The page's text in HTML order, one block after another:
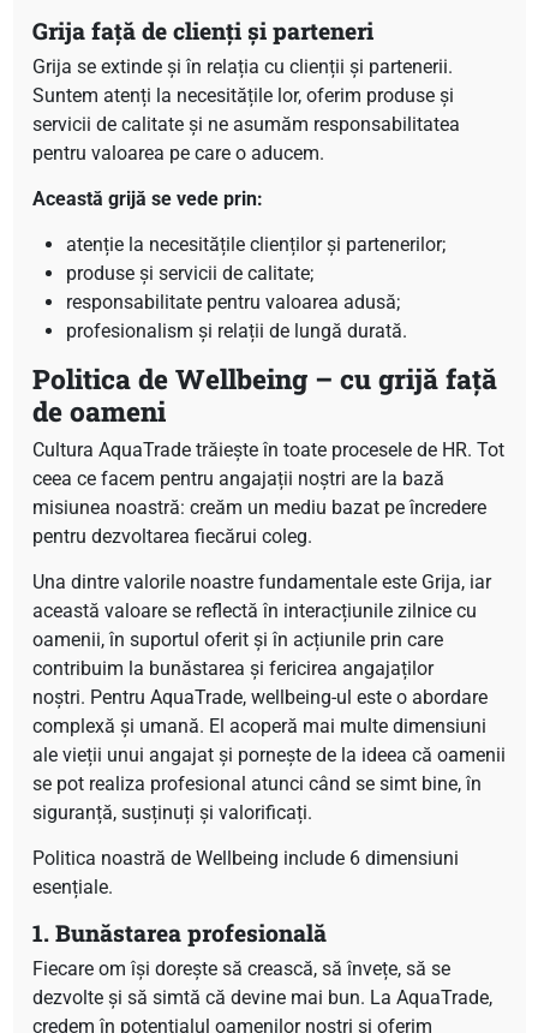
Grija față de clienți și parteneri
Grija se extinde și în relația cu clienții și partenerii.
Suntem atenți la necesitățile lor, oferim produse și
servicii de calitate și ne asumăm responsabilitatea
pentru valoarea pe care o aducem.
Această grijă se vede prin:
atenție la necesitățile clienților și partenerilor;
produse și servicii de calitate;
responsabilitate pentru valoarea adusă;
profesionalism și relații de lungă durată.
Politica de Wellbeing – cu grijă față
de oameni
Cultura AquaTrade trăiește în toate procesele de HR. Tot
ceea ce facem pentru angajații noștri are la bază
misiunea noastră: creăm un mediu bazat pe încredere
pentru dezvoltarea fiecărui coleg.
Una dintre valorile noastre fundamentale este Grija, iar
această valoare se reflectă în interacțiunile zilnice cu
oamenii, în suportul oferit și în acțiunile prin care
contribuim la bunăstarea și fericirea angajaților
noștri. Pentru AquaTrade, wellbeing-ul este o abordare
complexă și umană. El acoperă mai multe dimensiuni
ale vieții unui angajat și pornește de la ideea că oamenii
se pot realiza profesional atunci când se simt bine, în
siguranță, susținuți și valorificați.
Politica noastră de Wellbeing include 6 dimensiuni
esențiale.
1. Bunăstarea profesională
Fiecare om își dorește să crească, să învețe, să se
dezvolte și să simtă că devine mai bun. La AquaTrade,
credem în potențialul oamenilor noștri și oferim